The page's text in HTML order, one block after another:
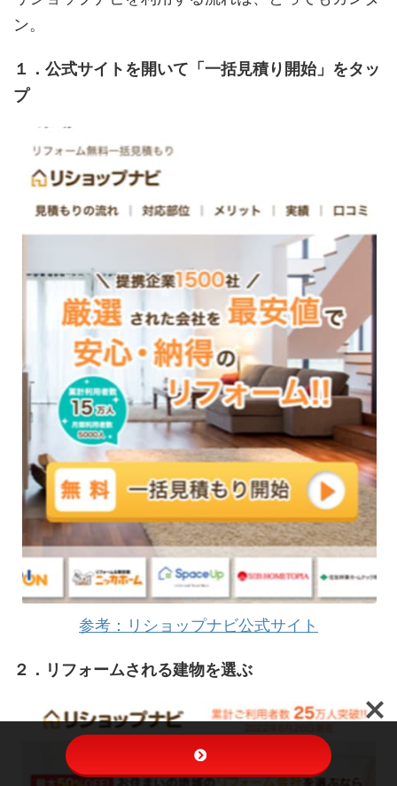
ン。
１．公式サイトを開いて「一括見積り開始」をタッ
プ
参考：リショップナビ公式サイト
２．リフォームされる建物を選ぶ